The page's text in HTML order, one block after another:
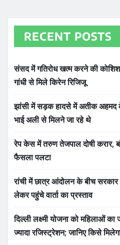
RECENT POSTS
संसद में गतिरोध खत्म करने की कोशिश
गांधी से मिले किरेन रिजिजू
झांसी में सड़क हादसे में अतीक अहमद
भाई अली से मिलने जा रहे थे
रेप केस में तरुण तेजपाल दोषी करार,
फैसला पलटा
रांची में छात्र आंदोलन के बीच
लेकर पहुंचे वार्ता का प्रस्ताव
दिल्ली लक्ष्मी योजना को महिलाओं
ज्यादा रजिस्ट्रेशन; जानिए किसे